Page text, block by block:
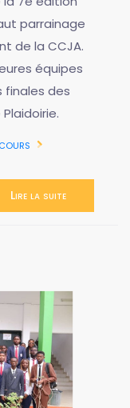
parrainage
de la CCJA.
équipes
finales des
Lire la suite